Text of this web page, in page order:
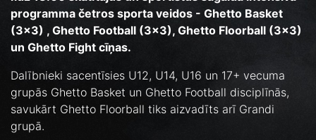
programma četros sporta veidos - Ghetto Basket
(3x3) , Ghetto Football (3x3), Ghetto Floorball (3x3)
un Ghetto Fight cīņas.
Dalībnieki sacentīsies U12, U14, U16 un 17+ vecuma
grupās Ghetto Basket un Ghetto Football disciplīnās,
savukārt Ghetto Floorball tiks aizvadīts arī Grandi
grupā.